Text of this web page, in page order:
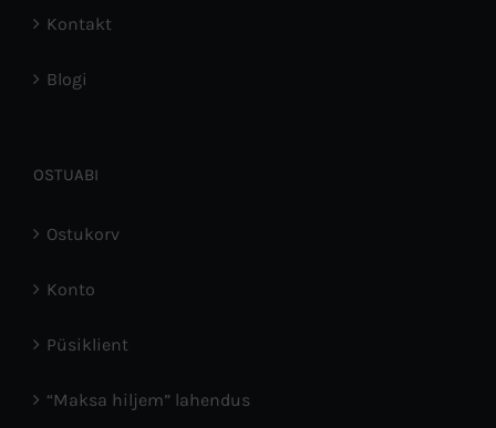
Kontakt
Blogi
OSTUABI
Ostukorv
Konto
Püsiklient
“Maksa hiljem” lahendus